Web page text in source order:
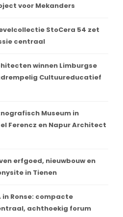
voor Mekanders
StoCera 54 zet
centraal
winnen Limburgse
Cultuureducatief
Museum in
Ferencz en Napur Architect
erfgoed, nieuwbouw en
in Tienen
in Ronse: compacte
achthoekig forum